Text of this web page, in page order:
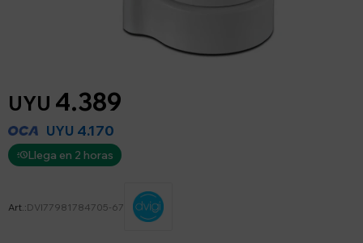
UYU 4.389
UYU 4.170
Llega en 2 horas
DVI77981784705-67